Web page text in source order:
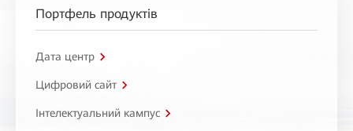
Портфель продуктів
Дата центр
Цифровий сайт
Інтелектуальний кампус